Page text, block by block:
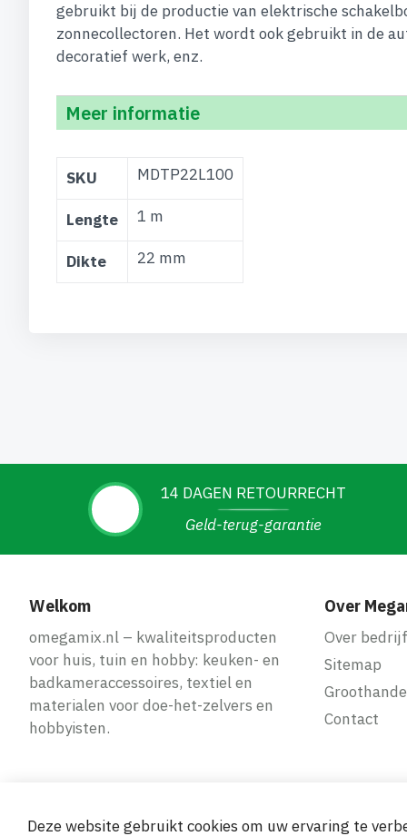
gebruikt bij de productie van elektrische
zonnecollectoren. Het wordt ook gebruikt in de
decoratief werk, enz.
Meer informatie
informatie
SKU MDTP22L100
Lengte 1 m
Dikte 22 mm
14 DAGEN RETOURRECHT
Geld-terug-garantie
Welkom
omegamix.nl – kwaliteitsproducten
voor huis, tuin en hobby: keuken- en
badkameraccessoires, textiel en
materialen voor doe-het-zelvers en
hobbyisten.
Over
Over bedrijf
Sitemap
Contact
Deze website gebruikt cookies om uw ervaring te